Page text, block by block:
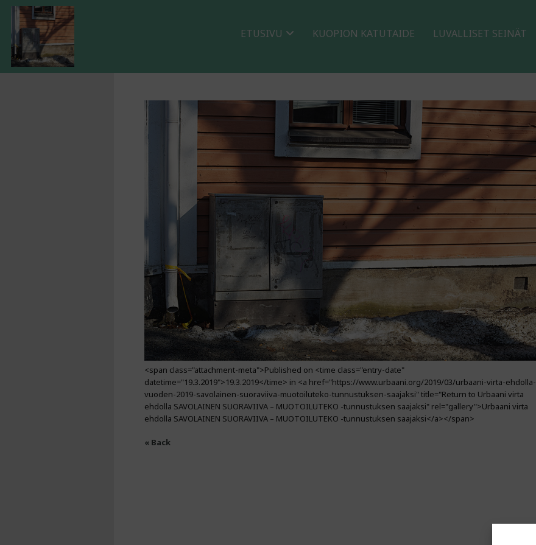
ETUSIVU KUOPION KATUTAIDE LUVALLISET SEINÄT
<span class="attachment-meta">Published on <time class="entry-date"
datetime="19.3.2019">19.3.2019</time> in <a href="https://www.urbaani.org/2019/03/urbaani-virta-ehdolla-
vuoden-2019-savolainen-suoraviiva-muotoiluteko-tunnustuksen-saajaksi" title="Return to Urbaani virta
ehdolla SAVOLAINEN SUORAVIIVA – MUOTOILUTEKO -tunnustuksen saajaksi" rel="gallery">Urbaani virta
ehdolla SAVOLAINEN SUORAVIIVA – MUOTOILUTEKO -tunnustuksen saajaksi</a></span>
« Back